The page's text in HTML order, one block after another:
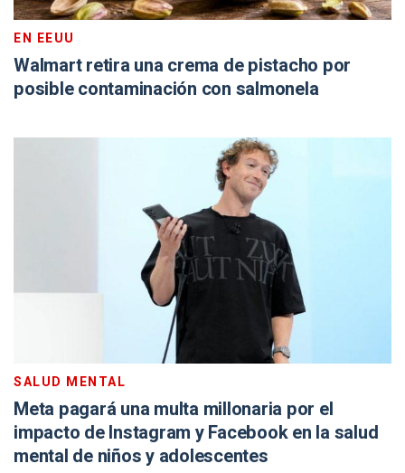
EN EEUU
Walmart retira una crema de pistacho por
posible contaminación con salmonela
SALUD MENTAL
Meta pagará una multa millonaria por el
impacto de Instagram y Facebook en la salud
mental de niños y adolescentes